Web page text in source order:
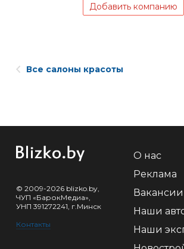
Добавить компанию
Все салоны красоты
© 2009-2026 blizko.by,
ЧУП «БарокМедиа»,
УНП 391272241, г.Минск
Контакты
О нас
Реклама
Вакансии
Наши
Наши